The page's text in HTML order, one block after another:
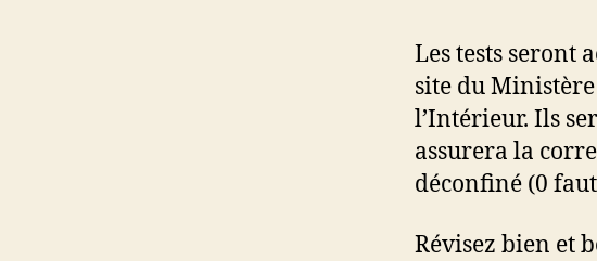
Les tests seront
site du
l’Intérieur. Ils
assurera la
déconfiné (0
Révisez bien et